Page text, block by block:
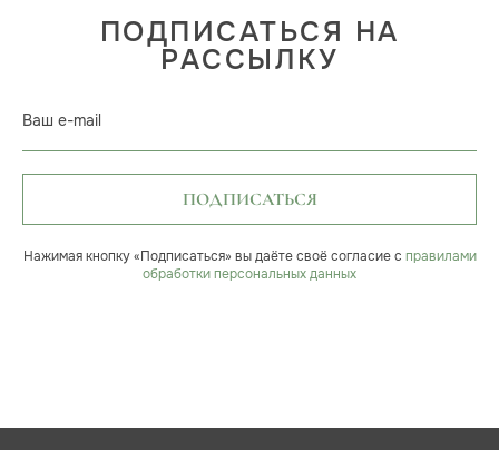
ПОДПИСАТЬСЯ НА
РАССЫЛКУ
Ваш e-mail
ПОДПИСАТЬСЯ
Нажимая кнопку «Подписаться» вы даёте своё согласие с правилами
обработки персональных данных